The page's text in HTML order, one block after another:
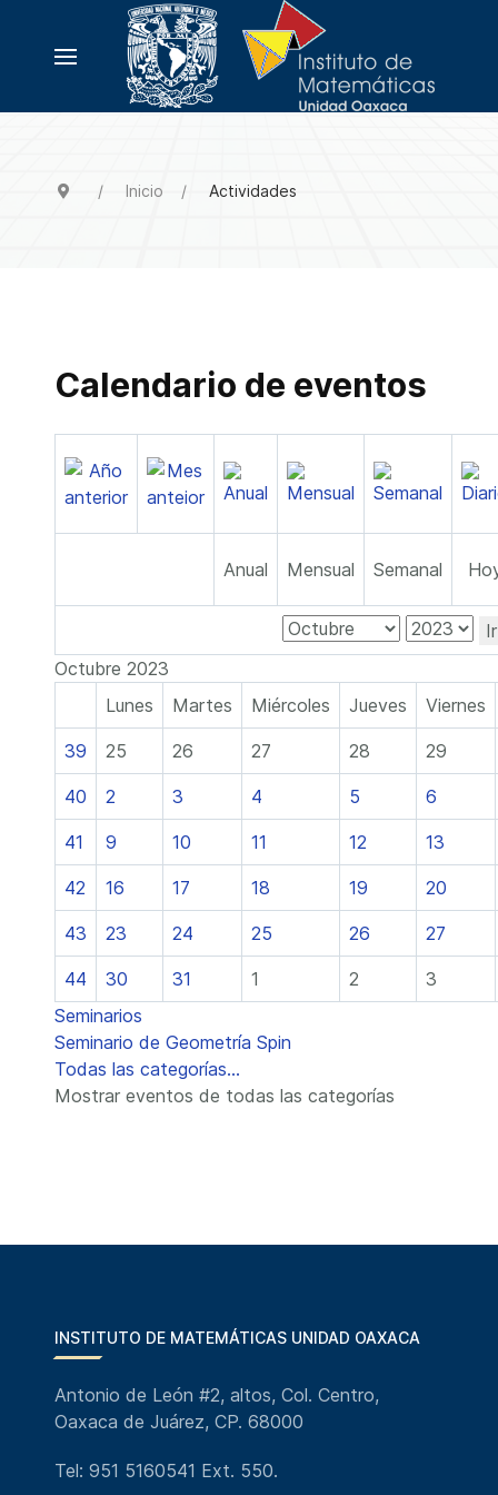
Inicio Actividades
Calendario de eventos
Anual Mensual Semanal
Octubre 2023
Lunes
Martes Miércoles Jueves Viernes
39 25 26 27 28 29
40 2 3 4 5 6
41 9 10 11 12 13
42 16 17 18 19 20
43 23 24 25 26 27
44 30 31 1 2
3
Seminarios
Seminario de Geometría Spin
Todas las categorías...
Mostrar eventos de todas las categorías
INSTITUTO DE MATEMÁTICAS UNIDAD OAXACA
Antonio de León #2, altos, Col. Centro,
Oaxaca de Juárez, CP. 68000
Tel: 951 5160541 Ext. 550.